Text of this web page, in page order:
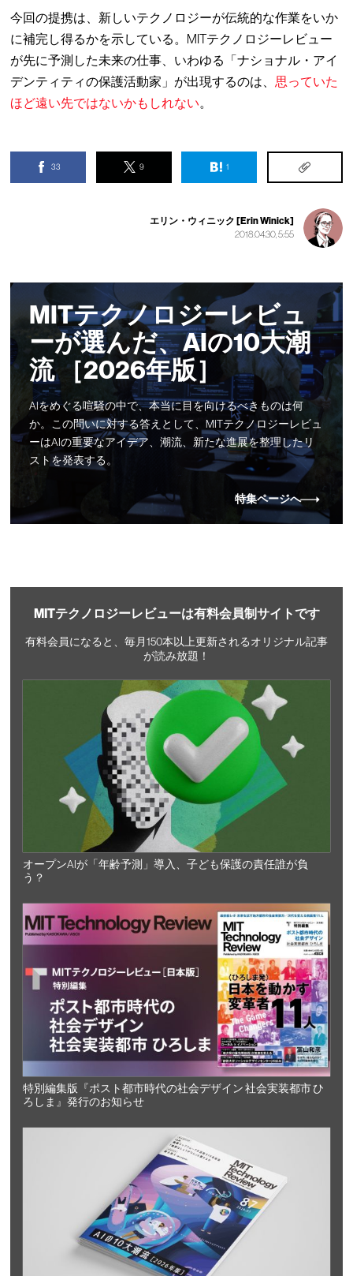
今回の提携は、新しいテクノロジーが伝統的な作業をいか
に補完し得るかを示している。MITテクノロジーレビュー
が先に予測した未来の仕事、いわゆる「ナショナル・アイ
デンティティの保護活動家」が出現するのは、 思っていた
ほど遠い先ではないかもしれない
33 9 1
エリン・ウィニック [Erin Winick]
2018.04.30, 5:55
MITテクノロジーレビュ
ーが選んだ、AIの10大潮
流 ［2026年版］
AIをめぐる喧騒の中で、本当に目を向けるべきものは何
か。この問いに対する答えとして、MITテクノロジーレビュ
ーはAIの重要なアイデア、潮流、新たな進展を整理したリ
ストを発表する。
特集ページへ
MITテクノロジーレビューは有料会員制サイトです
有料会員になると、毎月150本以上更新されるオリジナル記事
が読み放題！
オープンAIが「年齢予測」導入、子ども保護の責任誰が負
う？
特別編集版『ポスト都市時代の社会デザイン 社会実装都市 ひ
ろしま』発行のお知らせ